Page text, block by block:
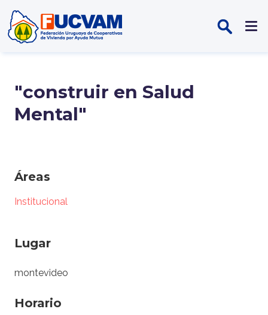
"construir en Salud
Mental"
Áreas
Institucional
Lugar
montevideo
Horario